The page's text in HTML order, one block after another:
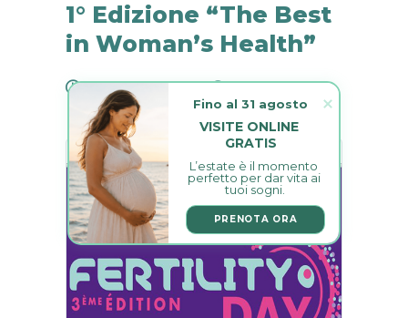
1° Edizione “The Best
in Woman’s Health”
9 Giugno 2023
VISITE ONLINE
GRATIS
L’estate è il momento
perfetto per dar vita ai
tuoi sogni.
PRENOTA ORA
Fino al 31 agosto